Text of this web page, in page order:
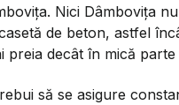
Nici Dâmbovița
de beton, astfel
preia decât în mică
să se asigure